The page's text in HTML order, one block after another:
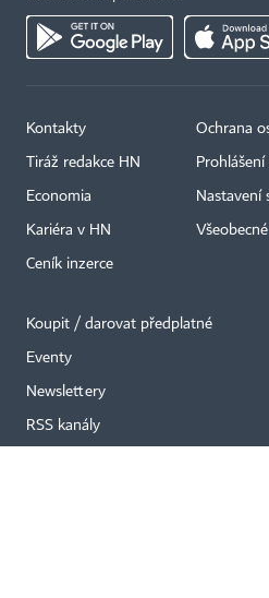
Kontakty
Tiráž redakce HN
Economia
Kariéra v HN
Ceník inzerce
Ochrana
Nastavení
Koupit / darovat předplatné
Eventy
Newslettery
RSS kanály